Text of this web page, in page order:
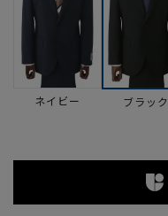
ネイビー ブラック